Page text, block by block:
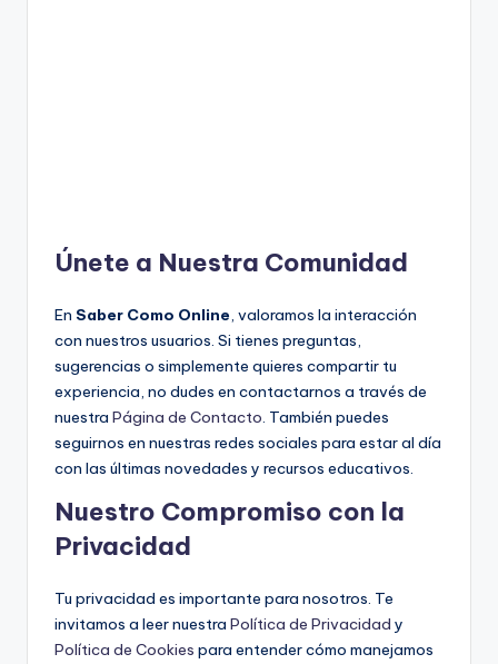
Únete a Nuestra Comunidad
En Saber Como Online, valoramos la interacción
con nuestros usuarios. Si tienes preguntas,
sugerencias o simplemente quieres compartir tu
experiencia, no dudes en contactarnos a través de
nuestra Página de Contacto. También puedes
seguirnos en nuestras redes sociales para estar al día
con las últimas novedades y recursos educativos.
Nuestro Compromiso con la
Privacidad
Tu privacidad es importante para nosotros. Te
invitamos a leer nuestra Política de Privacidad y
Política de Cookies para entender cómo manejamos